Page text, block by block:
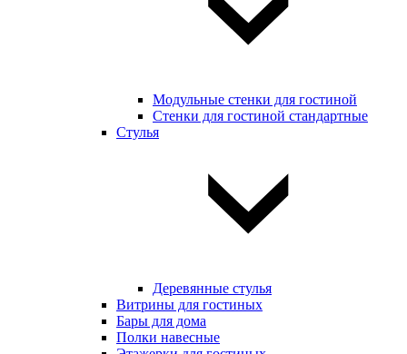
Модульные стенки для гостиной
Стенки для гостиной стандартные
Стулья
Деревянные стулья
Витрины для гостиных
Бары для дома
Полки навесные